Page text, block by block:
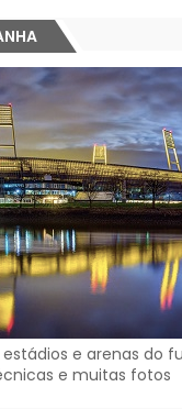
e arenas do
e muitas fotos